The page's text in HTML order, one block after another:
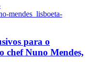
mendes_lisboeta-
para o
chef Nuno Mendes,